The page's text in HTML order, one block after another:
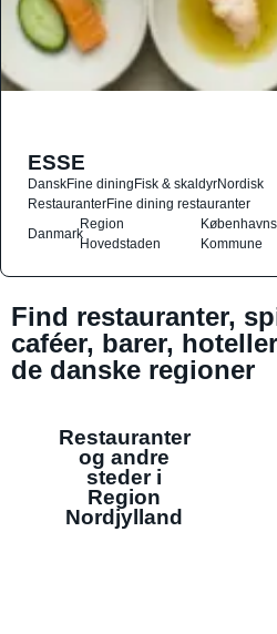
ESSE
DanskFine diningFisk & skaldyrNordisk
RestauranterFine dining restauranter
Danmark
Region
Hovedstaden
Københavns
Kommune
Find restauranter,
caféer, barer,
de danske regioner
Restauranter
og andre
steder i
Region
Nordjylland